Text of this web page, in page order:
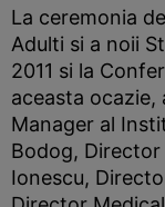
La ceremonia
Adulti si a noii
2011 si la
aceasta ocazie,
Manager al
Bodog,
Ionescu,